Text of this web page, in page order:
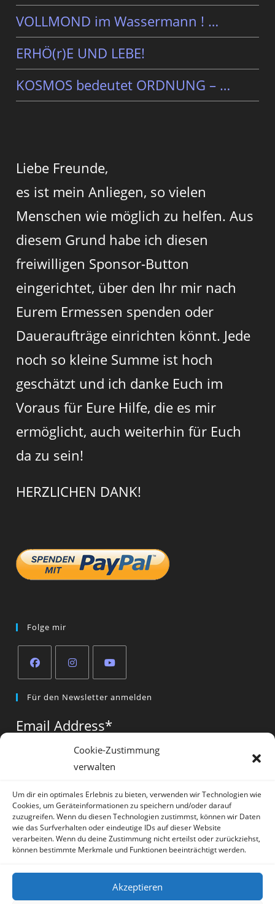
Cookie-Zustimmung
verwalten
Um dir ein optimales Erlebnis zu bieten, verwenden wir Technologien wie
Cookies, um Geräteinformationen zu speichern und/oder darauf
zuzugreifen. Wenn du diesen Technologien zustimmst, können wir Daten
wie das Surfverhalten oder eindeutige IDs auf dieser Website
verarbeiten. Wenn du deine Zustimmung nicht erteilst oder zurückziehst,
können bestimmte Merkmale und Funktionen beeinträchtigt werden.
Akzeptieren
VOLLMOND im Wassermann ! …
ERHÖ(r)E UND LEBE!
KOSMOS bedeutet ORDNUNG – …
Liebe Freunde,
es ist mein Anliegen, so vielen
Menschen wie möglich zu helfen. Aus
diesem Grund habe ich diesen
freiwilligen Sponsor-Button
eingerichtet, über den Ihr mir nach
Eurem Ermessen spenden oder
Daueraufträge einrichten könnt. Jede
noch so kleine Summe ist hoch
geschätzt und ich danke Euch im
Voraus für Eure Hilfe, die es mir
ermöglicht, auch weiterhin für Euch
da zu sein!
HERZLICHEN DANK!
Folge mir
in
new
in
new
in
new
tab
Für den Newsletter anmelden
Email Address*
Vorname*